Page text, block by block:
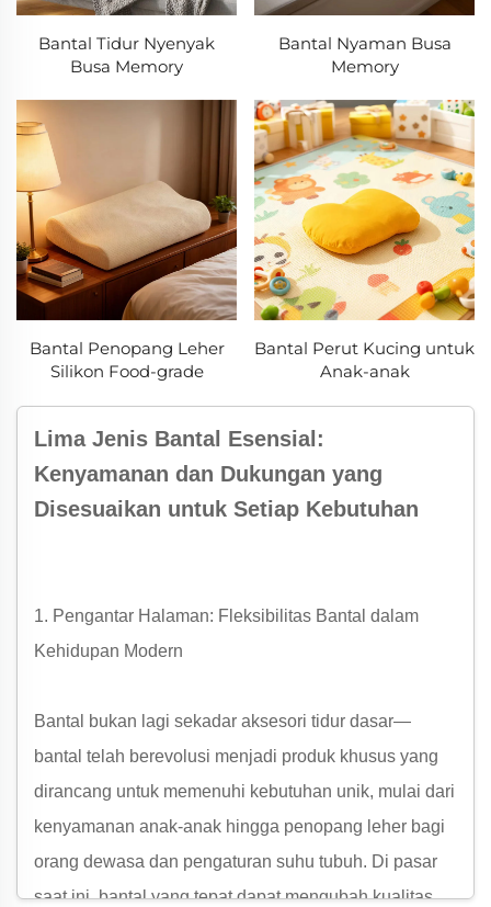
Bantal Tidur Nyenyak
Busa Memory
Bantal Nyaman Busa
Memory
Bantal Penopang Leher
Silikon Food-grade
Bantal Perut Kucing untuk
Anak-anak
Lima Jenis Bantal Esensial:
Kenyamanan dan Dukungan yang
Disesuaikan untuk Setiap Kebutuhan
1. Pengantar Halaman: Fleksibilitas Bantal dalam
Kehidupan Modern
Bantal bukan lagi sekadar aksesori tidur dasar—
bantal telah berevolusi menjadi produk khusus yang
dirancang untuk memenuhi kebutuhan unik, mulai dari
kenyamanan anak-anak hingga penopang leher bagi
orang dewasa dan pengaturan suhu tubuh. Di pasar
saat ini, bantal yang tepat dapat mengubah kualitas